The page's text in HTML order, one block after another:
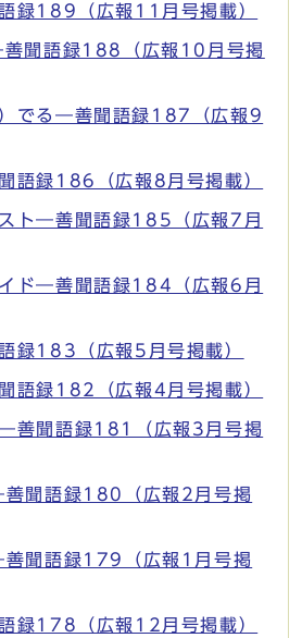
録189（広報11月号掲載）
聞語録188（広報10月号掲
でる―善聞語録187（広報9
語録186（広報8月号掲載）
ト―善聞語録185（広報7月
ド―善聞語録184（広報6月
録183（広報5月号掲載）
語録182（広報4月号掲載）
善聞語録181（広報3月号掲
聞語録180（広報2月号掲
聞語録179（広報1月号掲
録178（広報12月号掲載）